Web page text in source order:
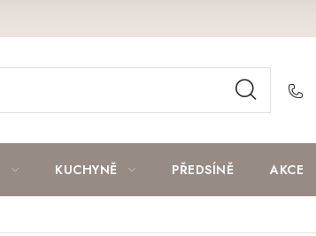
KUCHYNĚ PŘEDSÍNĚ AKCE